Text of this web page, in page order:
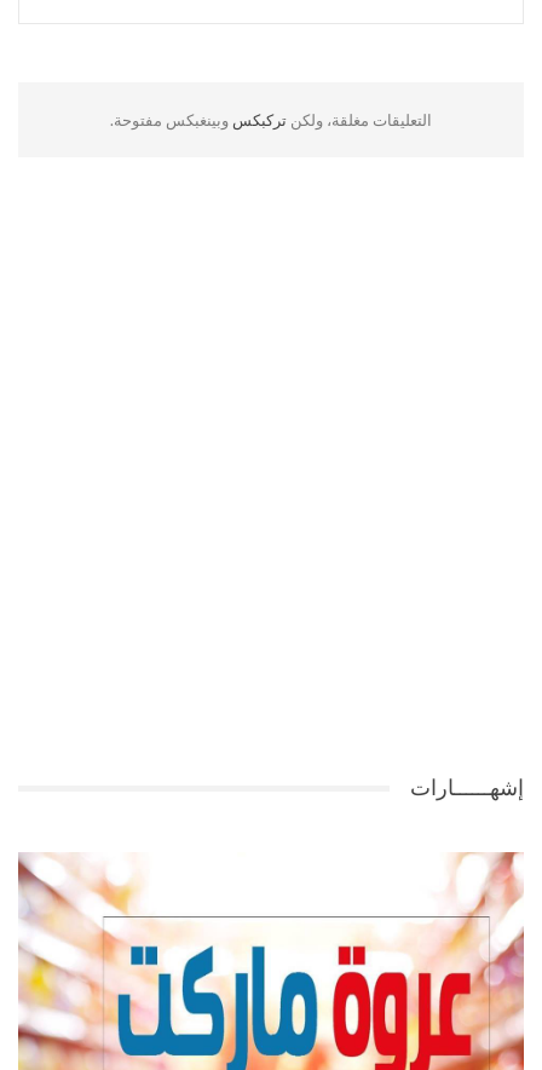
التعليقات مغلقة، ولكن تركبكس وبينغبكس مفتوحة.
إشهــــــارات